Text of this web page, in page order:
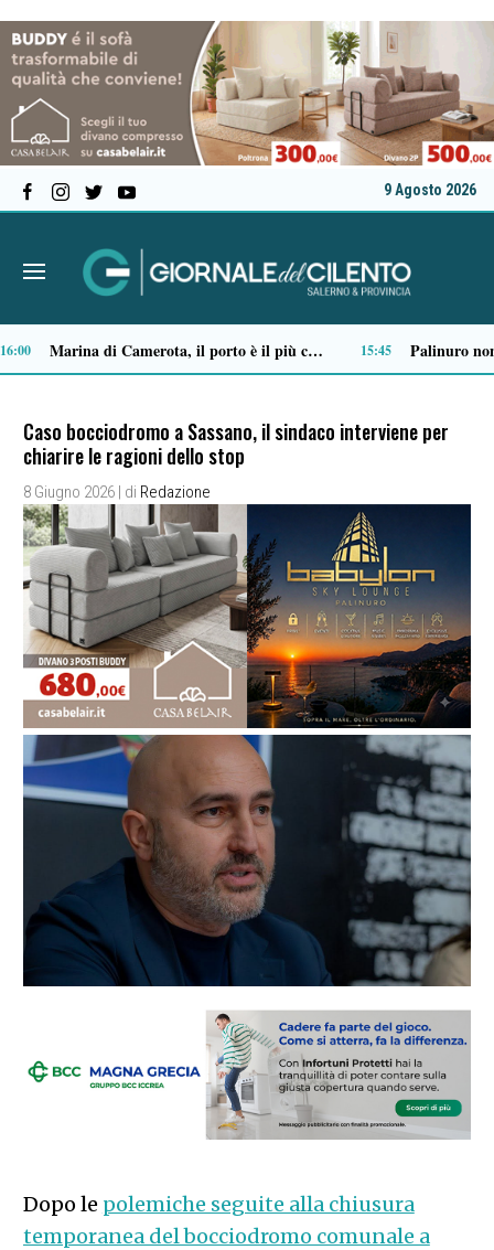
9 Agosto 2026
Ordigno bellico riaffiora in un terreno di Battipaglia: scatta la messa in sicurezza 09:01
Caso bocciodromo a Sassano, il sindaco interviene per
chiarire le ragioni dello stop
8 Giugno 2026 | di Redazione
Dopo le polemiche seguite alla chiusura
temporanea del bocciodromo comunale a